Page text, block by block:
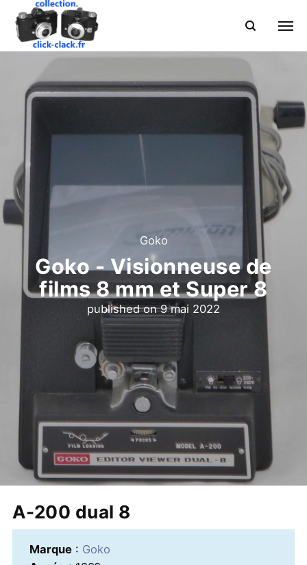
Goko
Goko - Visionneuse de
films 8 mm et Super 8
published on9 mai 2022
A-200 dual 8
Marque: Goko